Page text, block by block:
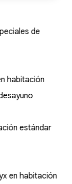
de
habitación
estándar
en habitación